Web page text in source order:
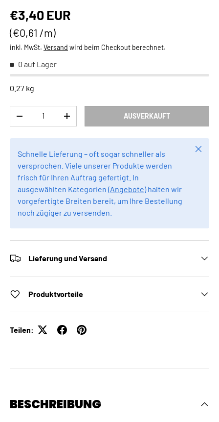
Normaler Preis
€3,40 EUR
Grundpreis
€0,61 /m
inkl. MwSt. Versand wird beim Checkout berechnet.
0 auf Lager
0.27 kg
MENGE VERRINGERNMENGE ERHÖHEN AUSVERKAUFT
Schnelle Lieferung – oft sogar schneller als
versprochen. Viele unserer Produkte werden
frisch für Ihren Auftrag gefertigt. In
ausgewählten Kategorien (Angebote) halten wir
vorgefertigte Breiten bereit, um Ihre Bestellung
noch zügiger zu versenden.
Lieferung und Versand
Produktvorteile
Teilen:
BESCHREIBUNG